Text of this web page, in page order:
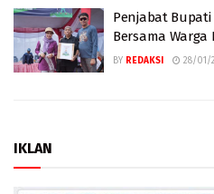
Penjabat Bupati
Bersama
BY REDAKSI 28/01/
IKLAN